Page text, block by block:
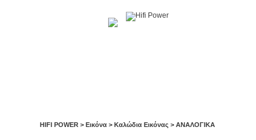
HIFI POWER > Εικόνα > Καλώδια Εικόνας > ΑΝΑΛΟΓΙΚΑ